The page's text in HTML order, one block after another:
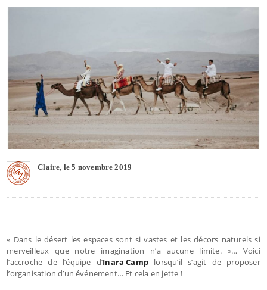
Claire, le 5 novembre 2019
« Dans le désert les espaces sont si vastes et les décors naturels si
merveilleux que notre imagination n’a aucune limite. »… Voici
l’accroche de l’équipe d’Inara Camp lorsqu’il s’agit de proposer
l’organisation d’un événement… Et cela en jette !